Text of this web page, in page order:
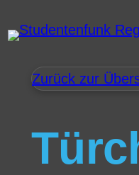
Zurück zur